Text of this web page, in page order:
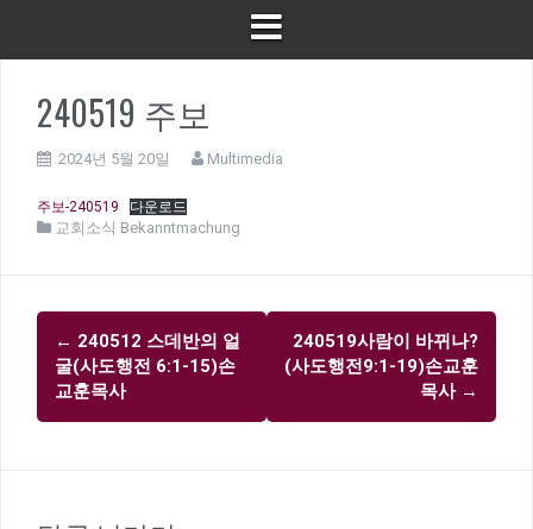
240519 주보
2024년 5월 20일 Multimedia
주보-240519 다운로드
교회소식 Bekanntmachung
글
내
비
게
← 240512 스데반의 얼
굴(사도행전 6:1-15)손
교훈목사
240519사람이 바뀌나?
(사도행전9:1-19)손교훈
목사 →